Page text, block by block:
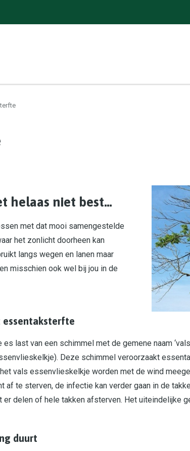
helaas niet best…
met dat mooi samengestelde
het zonlicht doorheen kan
langs wegen en lanen maar
misschien ook wel bij jou in de
essentaksterfte
last van een schimmel met de gemene naam
Deze schimmel veroorzaakt
vals essenvlieskelkje worden met de wind
af te sterven, de infectie kan verder gaan in de
delen of hele takken afsterven. Het uiteindelijke
duurt